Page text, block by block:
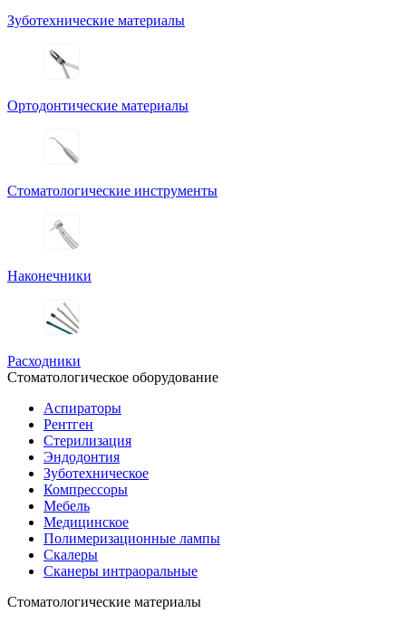
Зуботехнические материалы
Ортодонтические материалы
Стоматологические инструменты
Наконечники
Расходники
Стоматологическое оборудование
Аспираторы
Рентген
Стерилизация
Эндодонтия
Зуботехническое
Компрессоры
Мебель
Медицинское
Полимеризационные лампы
Скалеры
Сканеры интраоральные
Стоматологические материалы